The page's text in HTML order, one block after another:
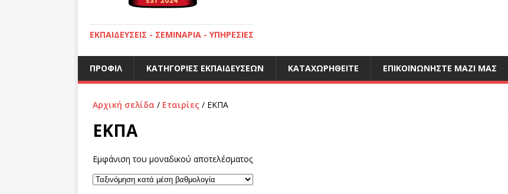
ΕΚΠΑΙΔΕΎΣΕΙΣ - ΣΕΜΙΝΆΡΙΑ - ΥΠΗΡΕΣΊΕΣ
ΠΡΟΦΊΛ ΚΑΤΗΓΟΡΊΕΣ ΕΚΠΑΙΔΕΎΣΕΩΝ ΚΑΤΑΧΩΡΗΘΕΊΤΕ ΕΠΙΚΟΙΝΩΝΉΣΤΕ ΜΑΖΊ ΜΑΣ
Αρχική σελίδα / Εταιρίες / ΕΚΠΑ
ΕΚΠΑ
Εμφάνιση του μοναδικού αποτελέσματος